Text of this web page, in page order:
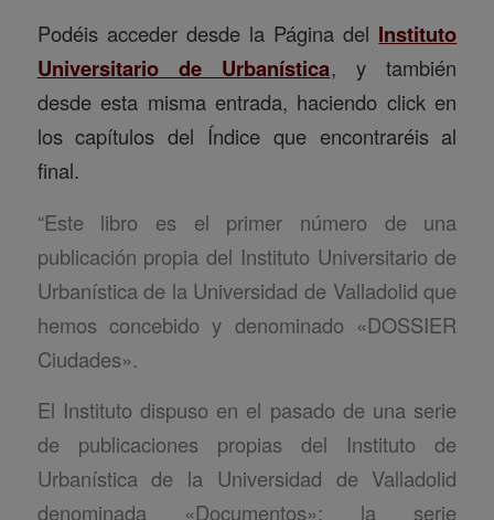
Podéis acceder desde la Página del Instituto
Universitario de Urbanística, y también
desde esta misma entrada, haciendo click en
los capítulos del Índice que encontraréis al
final.
“Este libro es el primer número de una
publicación propia del Instituto Universitario de
Urbanística de la Universidad de Valladolid que
hemos concebido y denominado «DOSSIER
Ciudades».
El Instituto dispuso en el pasado de una serie
de publicaciones propias del Instituto de
Urbanística de la Universidad de Valladolid
denominada «Documentos»; la serie